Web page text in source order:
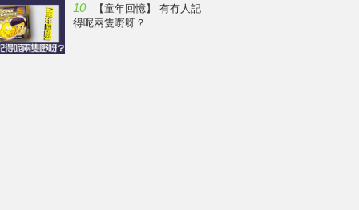
10
【童年回憶】 有冇人記
得呢兩隻嘢呀？